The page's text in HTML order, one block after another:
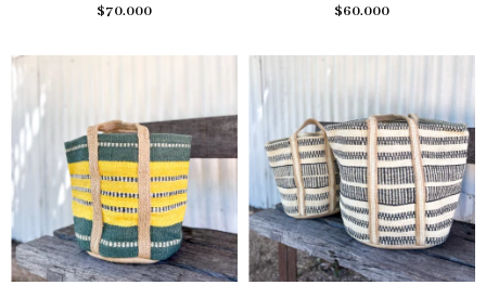
$70.000 $60.000